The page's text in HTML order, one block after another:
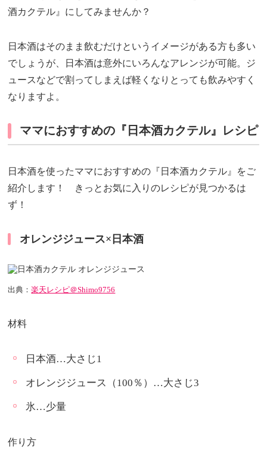
酒カクテル』にしてみませんか？
日本酒はそのまま飲むだけというイメージがある方も多い
でしょうが、日本酒は意外にいろんなアレンジが可能。ジ
ュースなどで割ってしまえば軽くなりとっても飲みやすく
なりますよ。
ママにおすすめの『日本酒カクテル』レシピ
日本酒を使ったママにおすすめの『日本酒カクテル』をご
紹介します！ きっとお気に入りのレシピが見つかるは
ず！
オレンジジュース×日本酒
出典：楽天レシピ＠Shimo9756
材料
日本酒…大さじ1
オレンジジュース（100％）…大さじ3
氷…少量
作り方